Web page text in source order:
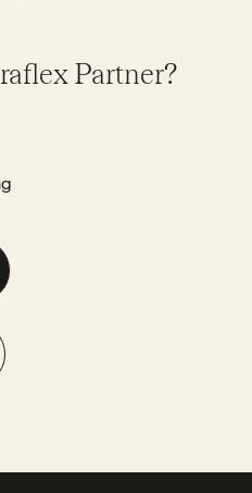
Partner?